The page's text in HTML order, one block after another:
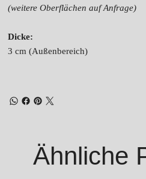
(weitere Oberflächen auf Anfrage)
Dicke:
3 cm (Außenbereich)
Ähnliche